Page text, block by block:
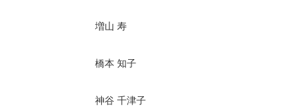
増山 寿
橋本 知子
神谷 千津子